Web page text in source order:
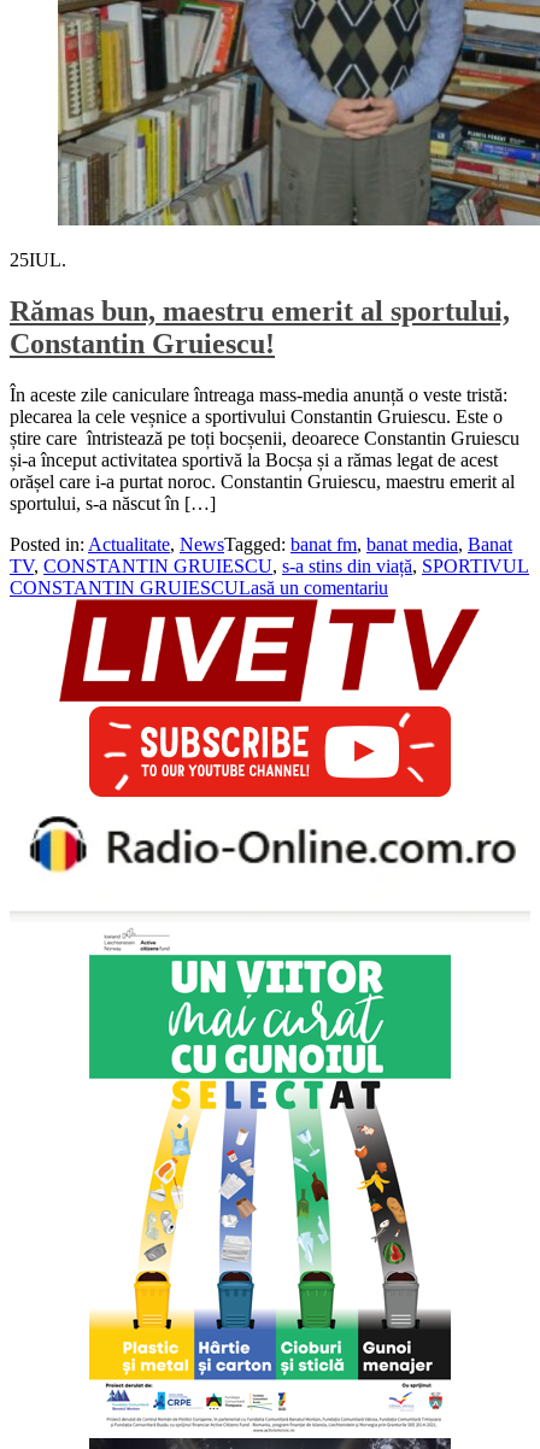
25IUL.
Rămas bun, maestru emerit al sportului,
Constantin Gruiescu!
În aceste zile caniculare întreaga mass-media anunță o veste tristă:
plecarea la cele veșnice a sportivului Constantin Gruiescu. Este o
știre care întristează pe toți bocșenii, deoarece Constantin Gruiescu
și-a început activitatea sportivă la Bocșa și a rămas legat de acest
orășel care i-a purtat noroc. Constantin Gruiescu, maestru emerit al
sportului, s-a născut în […]
Posted in: Actualitate, NewsTagged: banat fm, banat media, Banat
TV, CONSTANTIN GRUIESCU, s-a stins din viață, SPORTIVUL
CONSTANTIN GRUIESCULasă un comentariu